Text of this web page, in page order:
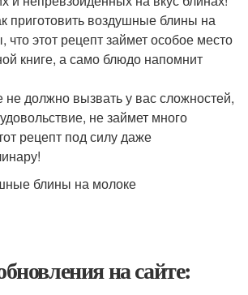
приготовить воздушные блины на
этот рецепт займет особое место
книге, а само блюдо напомнит
не должно вызвать у вас сложностей,
не займет много
рецепт под силу даже
блины на молоке
на сайте: